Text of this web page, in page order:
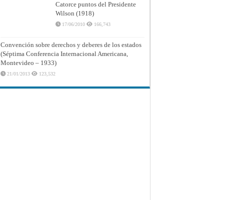
Catorce puntos del Presidente
Wilson (1918)
17/06/2010 166,743
Convención sobre derechos y deberes de los estados
(Séptima Conferencia Internacional Americana,
Montevideo – 1933)
21/01/2013 123,532